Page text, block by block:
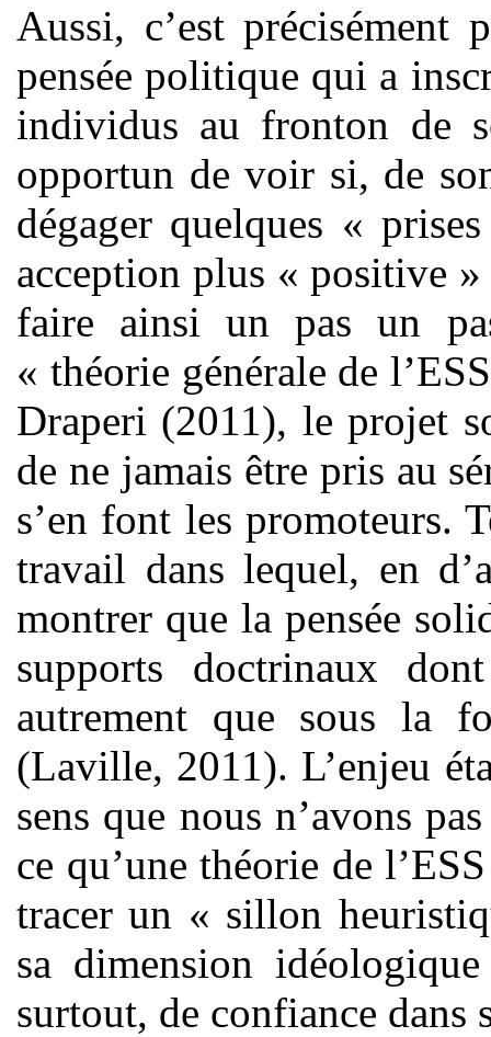
Aussi, c’est précisément
pensée politique qui a
individus au fronton de
opportun de voir si, de
dégager quelques «
acception plus « positive
faire ainsi un pas un
« théorie générale de
Draperi (2011), le projet
de ne jamais être pris au
s’en font les promoteurs.
travail dans lequel, en
montrer que la pensée
supports doctrinaux
autrement que sous la
(Laville, 2011). L’enjeu
sens que nous n’avons
ce qu’une théorie de
tracer un « sillon
sa dimension
surtout, de confiance